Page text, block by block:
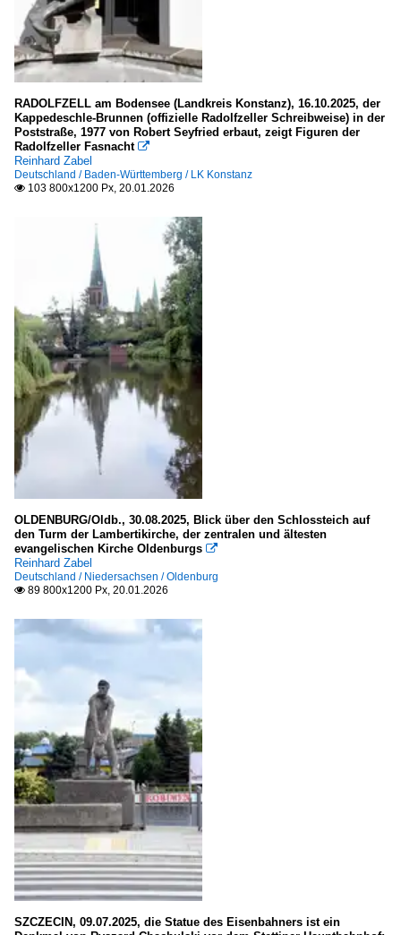
Bamberg (kreisfreie Stadt)
LK Lindau (Bodensee)
historische Architektur und Bauwerke
Stadtansichten
Brandenburg
Brandenburg an der Havel
Frankfurt (Oder)
Landkreis Barnim
Landkreis Märkisch-Oderland
Landkreis Oberhavel
Landkreis Oberspreewald- Lausitz
Landkreis Oder-Spree
Landkreis Uckermark
Potsdam
Bremen
Bremen
Hamburg
Altona
Eimsbüttel
Hamburg-Mitte
Nord
Wandsbek
Mecklenburg-Vorpommern
LK Vorpommern-Greifswald: Greifswald
Niedersachsen
Hannover
LK Ammerland
LK Celle
RADOLFZELL am Bodensee (Landkreis Konstanz), 16.10.2025, der
Kappedeschle-Brunnen (offizielle Radolfzeller Schreibweise) in der
Poststraße, 1977 von Robert Seyfried erbaut, zeigt Figuren der
Radolfzeller Fasnacht 
Reinhard Zabel
Deutschland / Baden-Württemberg / LK Konstanz
 103 800x1200 Px, 20.01.2026
OLDENBURG/Oldb., 30.08.2025, Blick über den Schlossteich auf
den Turm der Lambertikirche, der zentralen und ältesten
evangelischen Kirche Oldenburgs 
Reinhard Zabel
Deutschland / Niedersachsen / Oldenburg
 89 800x1200 Px, 20.01.2026
SZCZECIN, 09.07.2025, die Statue des Eisenbahners ist ein